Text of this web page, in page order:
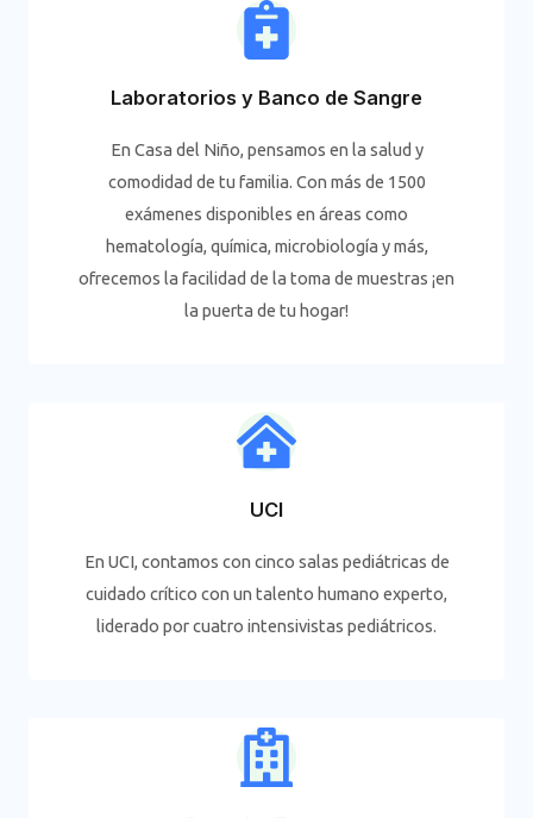
Laboratorios y Banco de Sangre
En Casa del Niño, pensamos en la salud y
comodidad de tu familia. Con más de 1500
exámenes disponibles en áreas como
hematología, química, microbiología y más,
ofrecemos la facilidad de la toma de muestras ¡en
la puerta de tu hogar!
UCI
En UCI, contamos con cinco salas pediátricas de
cuidado crítico con un talento humano experto,
liderado por cuatro intensivistas pediátricos.